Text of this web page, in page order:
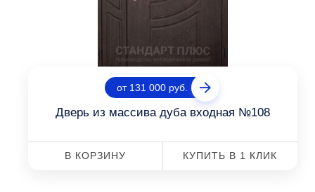
от 131 000 руб.
Дверь из массива дуба входная №108
В КОРЗИНУ КУПИТЬ В 1 КЛИК